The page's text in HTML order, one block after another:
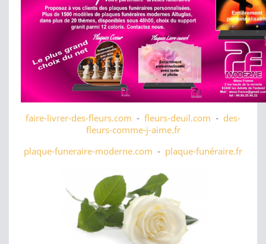
faire-livrer-des-fleurs.com - fleurs-deuil.com - des-
fleurs-comme-j-aime.fr
plaque-funeraire-moderne.com - plaque-funéraire.fr